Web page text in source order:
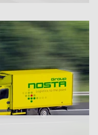
– mit allen
und
bieten wir